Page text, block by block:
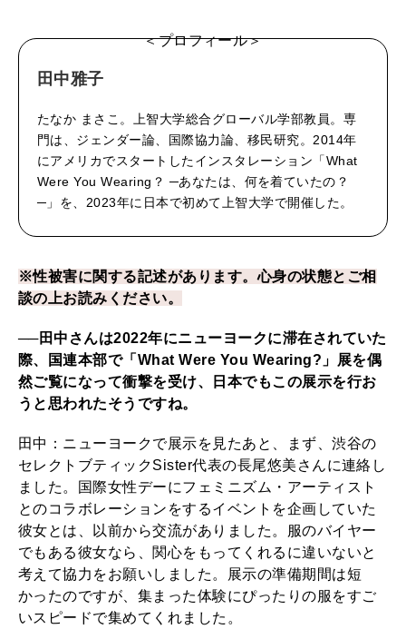
2025年12月号「お酒の新常識。」
e
W
a
r
i
n
g
？
」
展
。
田
中
雅
＜プロフィール＞
田中雅子
たなか まさこ。上智大学総合グローバル学部教員。専
門は、ジェンダー論、国際協力論、移民研究。2014年
にアメリカでスタートしたインスタレーション「What
Were You Wearing？ ─あなたは、何を着ていたの？
─」を、2023年に日本で初めて上智大学で開催した。
※性被害に関する記述があります。心身の状態とご相
談の上お読みください。
──田中さんは2022年にニューヨークに滞在されていた
際、国連本部で「What Were You Wearing?」展を偶
然ご覧になって衝撃を受け、日本でもこの展示を行お
うと思われたそうですね。
田中：ニューヨークで展示を見たあと、まず、渋谷の
セレクトブティックSister代表の長尾悠美さんに連絡し
ました。国際女性デーにフェミニズム・アーティスト
とのコラボレーションをするイベントを企画していた
彼女とは、以前から交流がありました。服のバイヤー
でもある彼女なら、関心をもってくれるに違いないと
考えて協力をお願いしました。展示の準備期間は短
かったのですが、集まった体験にぴったりの服をすご
いスピードで集めてくれました。